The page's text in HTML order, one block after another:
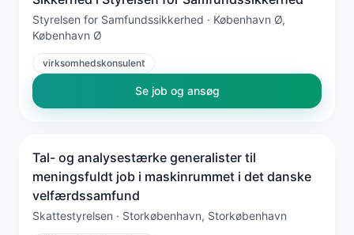
Styrelsen for Samfundssikkerhed · København Ø,
København Ø
virksomhedskonsulent
Se job og ansøg
Tal- og analysestærke generalister til
meningsfuldt job i maskinrummet i det danske
velfærdssamfund
Skattestyrelsen · Storkøbenhavn, Storkøbenhavn